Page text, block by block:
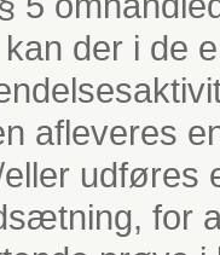
der i de
afleveres
for